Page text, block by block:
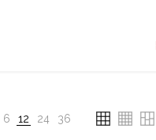
6 12 24 36